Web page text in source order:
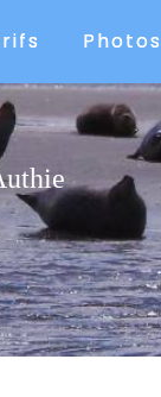
Photos